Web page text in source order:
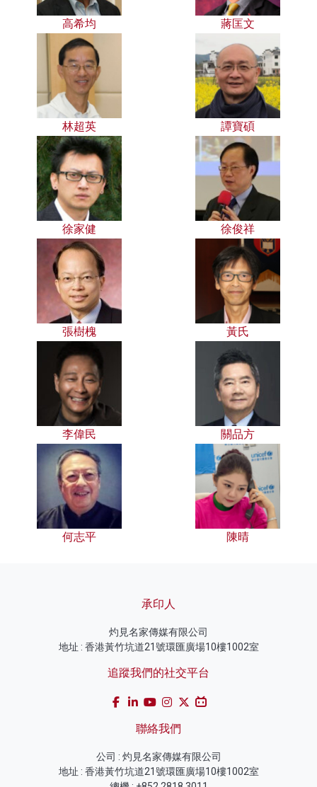
高希均 蔣匡文
林超英 譚寶碩
徐家健 徐俊祥
張樹槐 黃氏
李偉民 關品方
何志平 陳晴
承印人
灼見名家傳媒有限公司
地址 : 香港黃竹坑道21號環匯廣場10樓1002室
追蹤我們的社交平台
聯絡我們
公司 : 灼見名家傳媒有限公司
地址 : 香港黃竹坑道21號環匯廣場10樓1002室